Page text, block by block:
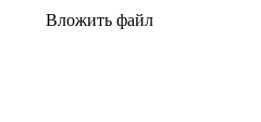
Вложить файл